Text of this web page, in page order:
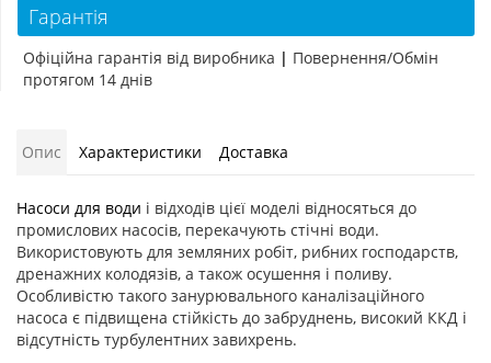
Гарантія
Офіційна гарантія від виробника | Повернення/Обмін
протягом 14 днів
Опис Характеристики Доставка
Насоси для води і відходів цієї моделі відносяться до
промислових насосів, перекачують стічні води.
Використовують для земляних робіт, рибних господарств,
дренажних колодязів, а також осушення і поливу.
Особливістю такого занурювального каналізаційного
насоса є підвищена стійкість до забруднень, високий ККД і
відсутність турбулентних завихрень.